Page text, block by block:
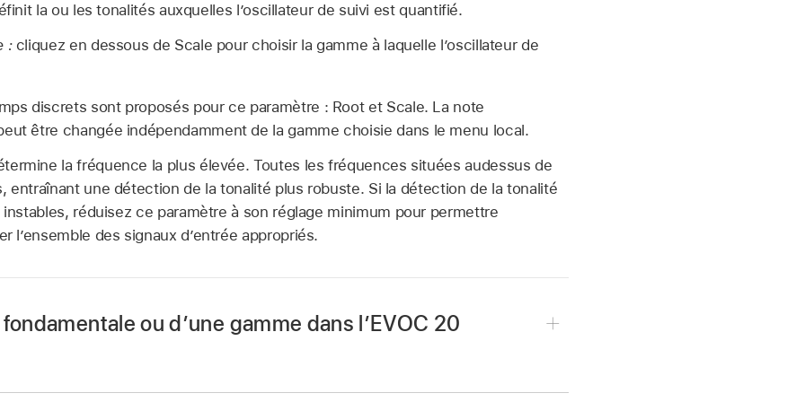
la ou les tonalités auxquelles l’oscillateur de suivi est quantifié.
:cliquez en dessous de Scale pour choisir la gamme à laquelle l’oscillateur de
discrets sont proposés pour ce paramètre : Root et Scale. La note
être changée indépendamment de la gamme choisie dans le menu local.
la fréquence la plus élevée. Toutes les fréquences situées au­dessus de
entraînant une détection de la tonalité plus robuste. Si la détection de la tonalité
réduisez ce paramètre à son réglage minimum pour permettre
l’ensemble des signaux d’entrée appropriés.
ou d’une gamme dans l’EVOC 20